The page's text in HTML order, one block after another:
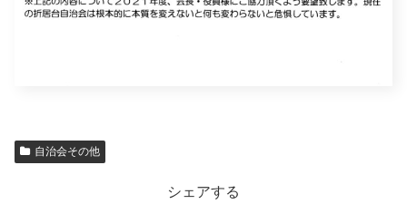
自治会その他
シェアする